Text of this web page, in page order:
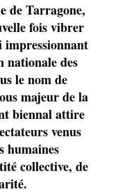
de Tarragone,
fois vibrer
impressionnant
nationale des
le nom de
majeur de la
biennal attire
venus
humaines
collective, de